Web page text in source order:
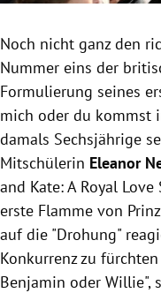
Untermenü
Noch nicht ganz den
Nummer eins der
Formulierung seines
mich oder du kommst
damals Sechsjährige
Mitschülerin Eleanor
and Kate: A Royal
erste Flamme von
auf die "Drohung"
Konkurrenz zu
Benjamin oder Willie",